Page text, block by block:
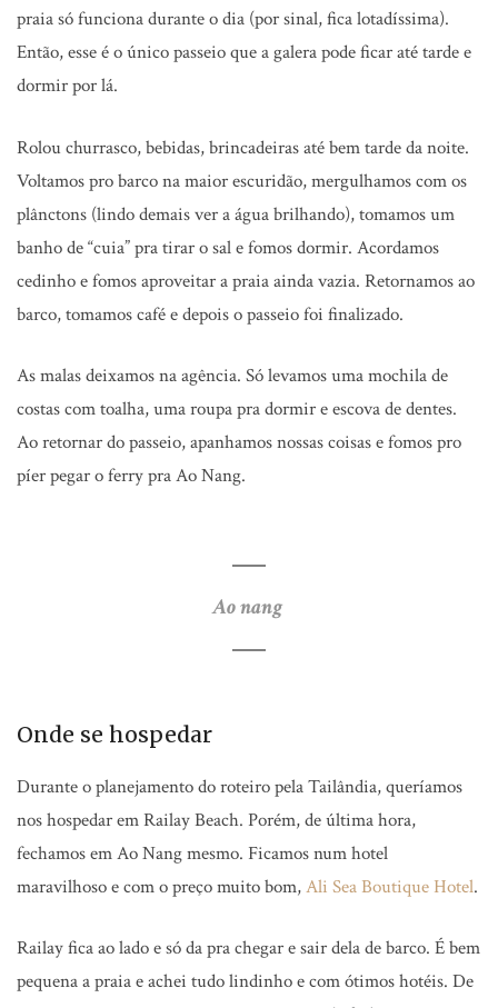
praia só funciona durante o dia (por sinal, fica lotadíssima).
Então, esse é o único passeio que a galera pode ficar até tarde e
dormir por lá.
Rolou churrasco, bebidas, brincadeiras até bem tarde da noite.
Voltamos pro barco na maior escuridão, mergulhamos com os
plânctons (lindo demais ver a água brilhando), tomamos um
banho de “cuia” pra tirar o sal e fomos dormir. Acordamos
cedinho e fomos aproveitar a praia ainda vazia. Retornamos ao
barco, tomamos café e depois o passeio foi finalizado.
As malas deixamos na agência. Só levamos uma mochila de
costas com toalha, uma roupa pra dormir e escova de dentes.
Ao retornar do passeio, apanhamos nossas coisas e fomos pro
píer pegar o ferry pra Ao Nang.
Ao nang
Onde se hospedar
Durante o planejamento do roteiro pela Tailândia, queríamos
nos hospedar em Railay Beach. Porém, de última hora,
fechamos em Ao Nang mesmo. Ficamos num hotel
maravilhoso e com o preço muito bom,Ali Sea Boutique Hotel.
Railay fica ao lado e só da pra chegar e sair dela de barco. É bem
pequena a praia e achei tudo lindinho e com ótimos hotéis. De